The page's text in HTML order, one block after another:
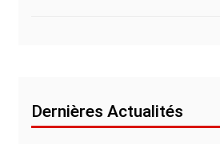
Dernières Actualités